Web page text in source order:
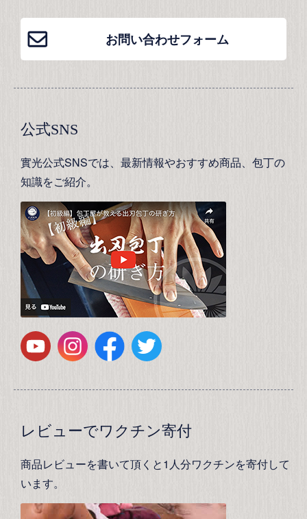
お問い合わせフォーム
公式SNS
實光公式SNSでは、最新情報やおすすめ商品、包丁の
知識をご紹介。
レビューでワクチン寄付
商品レビューを書いて頂くと1人分ワクチンを寄付して
います。